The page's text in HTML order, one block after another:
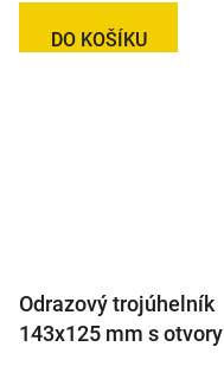
DO KOŠÍKU
Odrazový trojúhelník
143x125 mm s otvory